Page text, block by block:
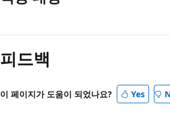
기
모
사
피드백
이 페이지가 도움이 되었나요? Yes